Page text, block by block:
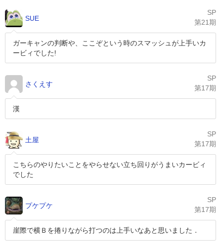
SUE
SP
第21期
ガーキャンの判断や、ここぞという時のスマッシュが上手いカ
ービィでした!
さくえす
SP
第17期
漢
土屋
SP
第17期
こちらのやりたいことをやらせない立ち回りがうまいカービィ
でした
プケプケ
SP
第17期
崖際で横Ｂを捲りながら打つのは上手いなあと思いました．